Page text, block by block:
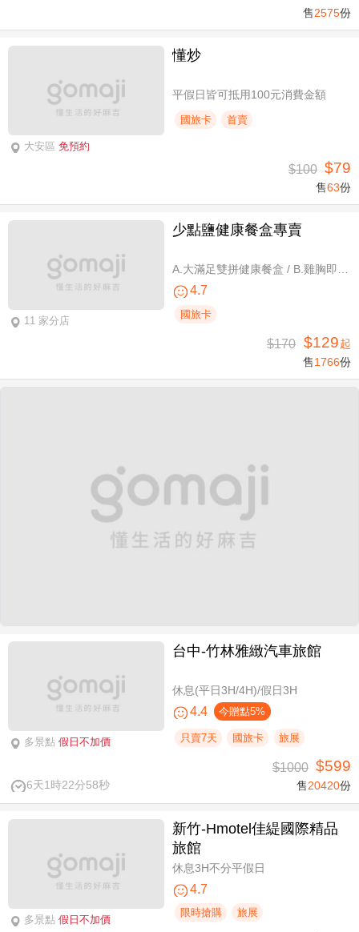
售2575份
大安區 免預約
懂炒
平假日皆可抵用100元消費金額
國旅卡 首賣
$100 $79
售63份
11 家分店
少點鹽健康餐盒專賣
4.7
國旅卡
$170 $129起
售1766份
多景點 假日不加價
台中-竹林雅緻汽車旅館
休息(平日3H/4H)/假日3H
4.4 今贈點5%
只賣7天 國旅卡 旅展
6天1時22分58秒
$1000 $599
售20420份
多景點 假日不加價
新竹-Hmotel佳緹國際精品
旅館
休息3H不分平假日
4.7
限時搶購 旅展